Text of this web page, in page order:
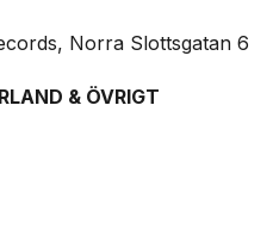
Norra Slottsgatan 6
& ÖVRIGT